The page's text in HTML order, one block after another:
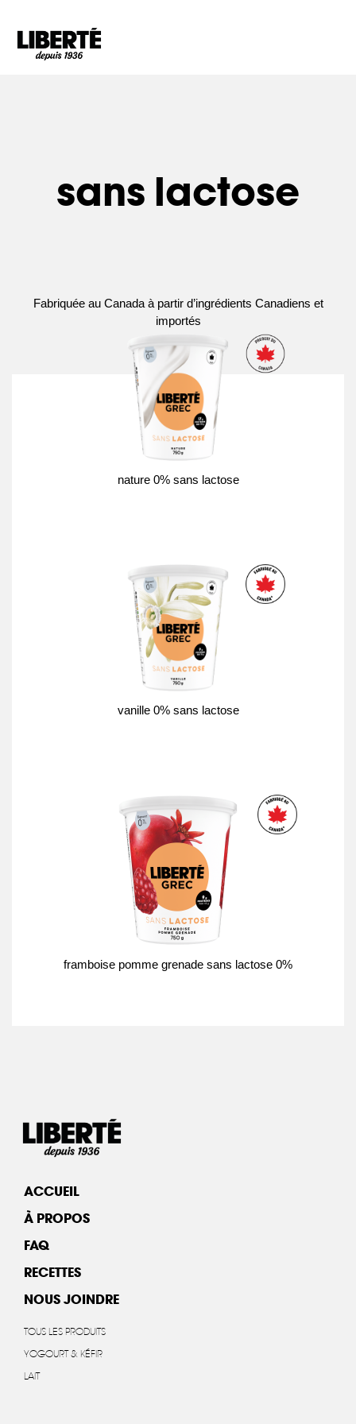
sans lactose
Fabriquée au Canada à partir d’ingrédients Canadiens et
importés
nature 0% sans lactose
vanille 0% sans lactose
framboise pomme grenade sans lactose 0%
ACCUEIL
À PROPOS
FAQ
RECETTES
NOUS JOINDRE
TOUS LES PRODUITS
YOGOURT & KÉFIR
LAIT